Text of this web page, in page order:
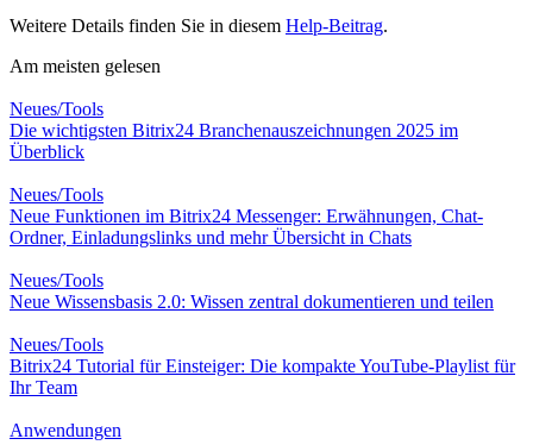
Weitere Details finden Sie in diesem Help-Beitrag.
Am meisten gelesen
Neues/Tools
Die wichtigsten Bitrix24 Branchenauszeichnungen 2025 im
Überblick
Neues/Tools
Neue Funktionen im Bitrix24 Messenger: Erwähnungen, Chat-
Ordner, Einladungslinks und mehr Übersicht in Chats
Neues/Tools
Neue Wissensbasis 2.0: Wissen zentral dokumentieren und teilen
Neues/Tools
Bitrix24 Tutorial für Einsteiger: Die kompakte YouTube-Playlist für
Ihr Team
Anwendungen